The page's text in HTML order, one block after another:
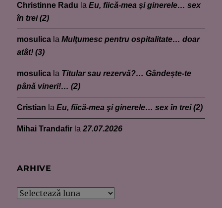
Christinne Radu laEu, fiică-mea şi ginerele… sex
în trei (2)
mosulica laMulţumesc pentru ospitalitate… doar
atât! (3)
mosulica la Titular sau rezervă?… Gândește-te
până vineri!… (2)
Cristian laEu, fiică-mea şi ginerele… sex în trei (2)
Mihai Trandafir la27.07.2026
ARHIVE
Arhive